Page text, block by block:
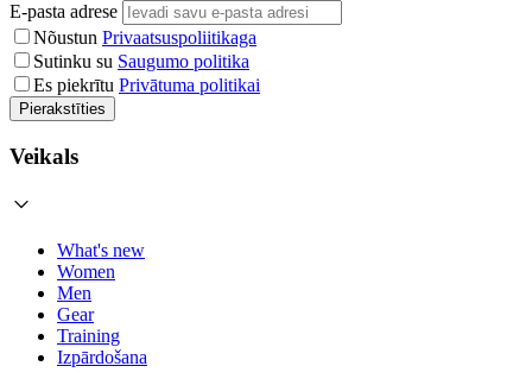
E-pasta adrese
Nõustun Privaatsuspoliitikaga
Sutinku su Saugumo politika
Es piekrītu Privātuma politikai
Pierakstīties
Veikals
What's new
Women
Men
Gear
Training
Izpārdošana